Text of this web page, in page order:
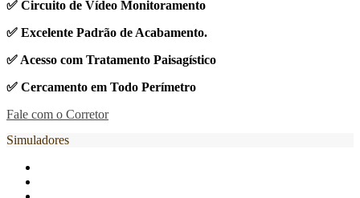
✅ Circuito de Vídeo Monitoramento
✅ Excelente Padrão de Acabamento.
✅ Acesso com Tratamento Paisagístico
✅ Cercamento em Todo Perímetro
Fale com o Corretor
Simuladores